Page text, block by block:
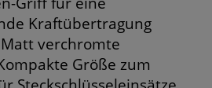
Kraftübertragung
verchromte
Größe zum